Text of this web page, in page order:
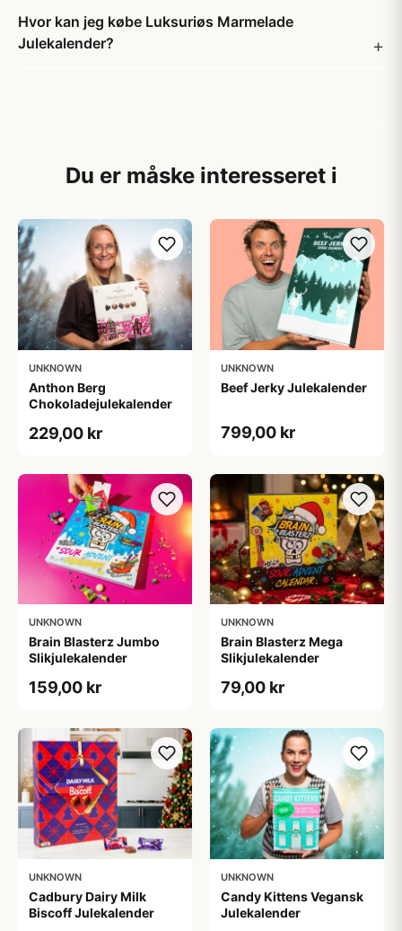
Hvor kan jeg købe Luksuriøs Marmelade
Julekalender?
Du er måske interesseret i
UNKNOWN
Anthon Berg
Chokoladejulekalender
229,00 kr
UNKNOWN
Beef Jerky Julekalender
799,00 kr
UNKNOWN
Brain Blasterz Jumbo
Slikjulekalender
159,00 kr
UNKNOWN
Brain Blasterz Mega
Slikjulekalender
79,00 kr
UNKNOWN
Cadbury Dairy Milk
Biscoff Julekalender
UNKNOWN
Candy Kittens Vegansk
Julekalender